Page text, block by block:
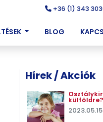
+36 (1) 343
BLOG
Hírek / Akciók